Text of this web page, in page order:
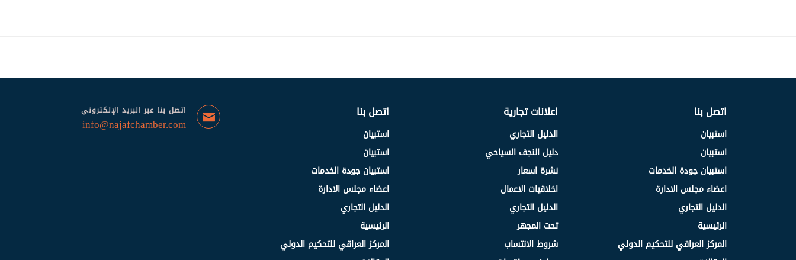
اتصل بنا
استبيان
استبيان
استبيان جودة الخدمات
اعضاء مجلس الادارة
الدليل التجاري
الرئيسية
المركز العراقي للتحكيم الدولي
اعلانات تجارية
الدليل التجاري
دليل النجف السياحي
نشرة اسعار
اخلاقيات الاعمال
الدليل التجاري
تحت المجهر
شروط الانتساب
اتصل بنا
استبيان
استبيان
استبيان جودة الخدمات
اعضاء مجلس الادارة
الدليل التجاري
الرئيسية
المركز العراقي للتحكيم الدولي
اتصل بنا عبر البريد الإلكتروني
info@najafchamber.com